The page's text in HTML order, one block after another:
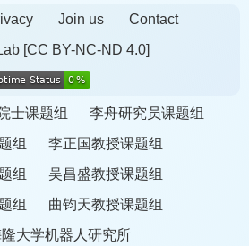
Join us
Contact
[CC BY-NC-ND 4.0]
士课题组
李舟研究员课题组
组
李正国教授课题组
组
吴昌盛教授课题组
组
曲钧天教授课题组
大学机器人研究所